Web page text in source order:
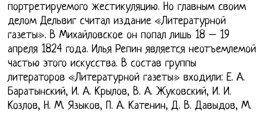
портретируемого жестикуляцию. Но главным своим
делом Дельвиг считал издание «Литературной
газеты». В Михайловское он попал лишь 18 – 19
апреля 1824 года. Илья Репин является неотъемлемой
частью этого искусства. В состав группы
литераторов «Литературной газеты» входили: Е. А.
Баратынский, И. А. Крылов, В. А. Жуковский, И. И.
Козлов, Н. М. Языков, П. А. Катенин, Д. В. Давыдов, М.